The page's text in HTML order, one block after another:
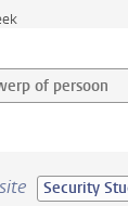
of persoon en
Security